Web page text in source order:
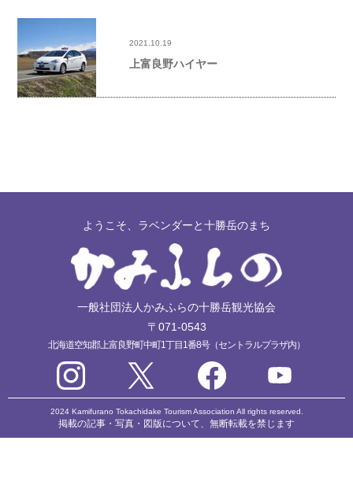
2021.10.19
上富良野ハイヤー
ようこそ、ラベンダーと十勝岳のまち
一般社団法人かみふらの十勝岳観光協会
〒071-0543
北海道空知郡上富良野町中町1丁目1番8号（セントラルプラザ内）
2024 Kamifurano Tokachidake Tourism Association All rights reserved.
掲載の記事・写真・図版について、無断転載を禁じます